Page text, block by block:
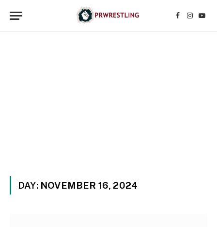
Facebook
DAY: NOVEMBER 16, 2024